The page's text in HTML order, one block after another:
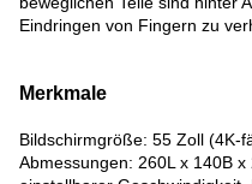
Eindringen von Fingern zu
Merkmale
Bildschirmgröße: 55 Zoll (4K-
Abmessungen: 260L x 140B